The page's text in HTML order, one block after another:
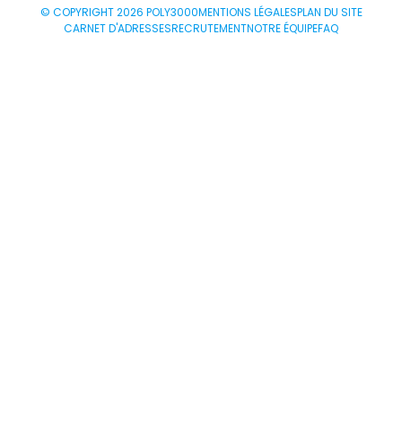
© COPYRIGHT 2026 POLY3000MENTIONS LÉGALESPLAN DU SITE
CARNET D'ADRESSESRECRUTEMENTNOTRE ÉQUIPEFAQ